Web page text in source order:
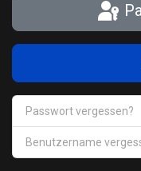
Passwort vergessen?
Benutzername